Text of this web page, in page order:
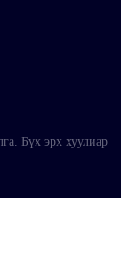
Бүх эрх хуулиар